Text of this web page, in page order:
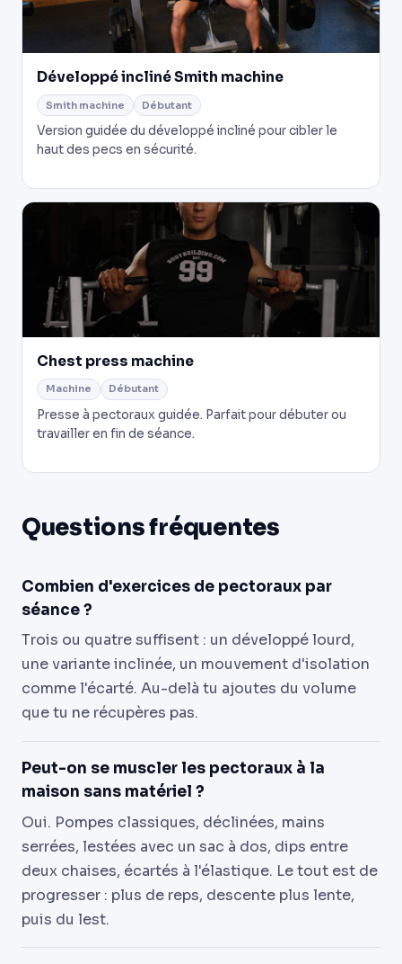
Développé incliné Smith machine
Smith machine Débutant
Version guidée du développé incliné pour cibler le
haut des pecs en sécurité.
Chest press machine
Machine Débutant
Presse à pectoraux guidée. Parfait pour débuter ou
travailler en fin de séance.
Questions fréquentes
Combien d'exercices de pectoraux par
séance ?
Trois ou quatre suffisent : un développé lourd,
une variante inclinée, un mouvement d'isolation
comme l'écarté. Au-delà tu ajoutes du volume
que tu ne récupères pas.
Peut-on se muscler les pectoraux à la
maison sans matériel ?
Oui. Pompes classiques, déclinées, mains
serrées, lestées avec un sac à dos, dips entre
deux chaises, écartés à l'élastique. Le tout est de
progresser : plus de reps, descente plus lente,
puis du lest.